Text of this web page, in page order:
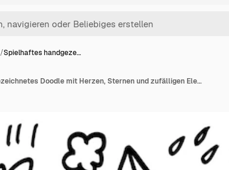
/Spielhaftes handgeze…
Spielhaftes handgezeichnetes Doodle mit Herzen, Sternen und zufälligen Elementen